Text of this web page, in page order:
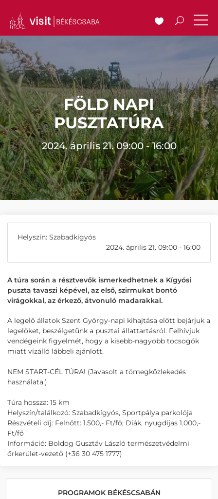
FÖLD NAPI
PUSZTATÚRA
2024. április 21. 09:00 - 16:00
Helyszín: Szabadkígyós
2024. április 21. 09:00 - 16:00
A túra során a résztvevők ismerkedhetnek a Kígyósi
puszta tavaszi képével, az első, szirmukat bontó
virágokkal, az érkező, átvonuló madarakkal.
A legelő állatok Szent György-napi kihajtása előtt bejárjuk a
legelőket, beszélgetünk a pusztai állattartásról. Felhívjuk
vendégeink figyelmét, hogy a kisebb-nagyobb tocsogók
miatt vízálló lábbeli ajánlott.
NEM START-CÉL TÚRA! (Javasolt a tömegközlekedés
használata.)
Túra hossza: 15 km
Helyszín/találkozó: Szabadkígyós, Sportpálya parkolója
Részvételi díj: Felnőtt: 1.500,- Ft/fő; Diák, nyugdíjas 1.000,-
Ft/fő
Információ: Boldog Gusztáv László természetvédelmi
őrkerület-vezető (+36 30 475 1777)
PROGRAMOK BÉKÉSCSABÁN